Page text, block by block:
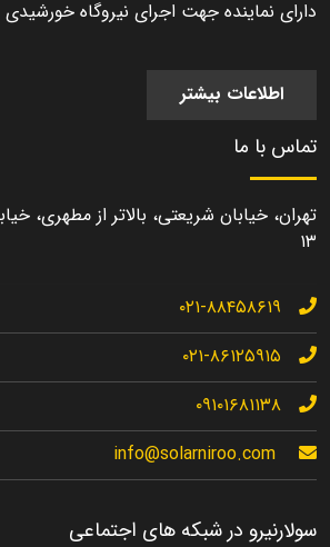
دارای نماینده جهت اجرای نیروگاه
اطلاعات بیشتر
تماس با ما
تهران، خیابان شریعتی، بالاتر از مطهری،
۱۳
۰۲۱-۸۸۴۵۸۶۱۹
۰۲۱-۸۶۱۲۵۹۱۵
۰۹۱۰۱۶۸۱۱۳۸
info@solarniroo.com
سولارنیرو در شبکه های اجتماعی